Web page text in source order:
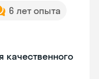
6 лет опыта
качественного